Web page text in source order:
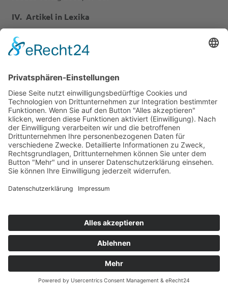
IV. Artikel in Lexika
1. Geburtstag von Johann Georg Hamann (1730-1788),
27. August, (Gedenkblatt) in: Rudolf Englert (Hg.),
Wegbegleiter für die Tage des Jahres. Ein
2. Geheimnis, in: Evangelisches Lexikon für Theologie
und Gemeinde, hg. v. Helmut Burkhardt und Uwe
Swarat, Bd. 2, Wuppertal und Zürich 1993, 673-675.
3. Sprache, in: ebd., Bd. 3, Wuppertal und Zürich 1994,
1887-1889.
4. Symbol, in ebd., 1946f.
Encyclopédie du protestantisme, Genf 1995, 866f.
6. Schöpfer/Schöpfung VII. Reformation bis Neuzeit, in:
Theologische Realenzyklopädie, Bd. 30, Berlin/New York
7. Gogarten, Friedrich, in: Metzler Lexikon Christlicher